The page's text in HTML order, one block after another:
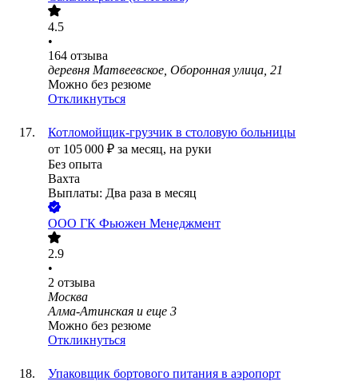
4.5
•
164 отзыва
деревня Матвеевское, Оборонная улица, 21
Можно без резюме
Откликнуться
Котломойщик-грузчик в столовую больницы
от 105 000 ₽ за месяц, на руки
Без опыта
Вахта
Выплаты: Два раза в месяц
ООО ГК Фьюжен Менеджмент
2.9
•
2 отзыва
Москва
Алма-Атинская и еще 3
Можно без резюме
Откликнуться
Упаковщик бортового питания в аэропорт